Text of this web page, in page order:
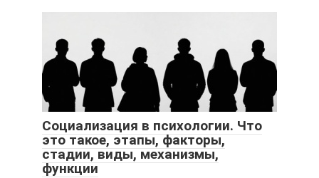
Социализация в психологии. Что
это такое, этапы, факторы,
стадии, виды, механизмы,
функции